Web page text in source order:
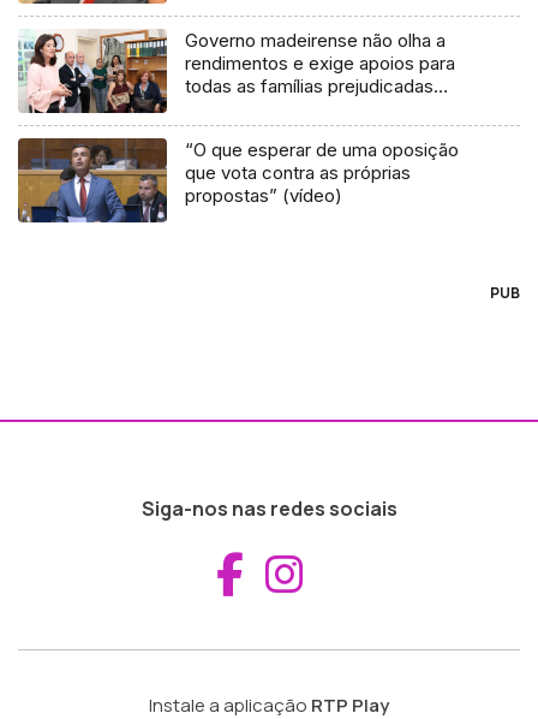
Governo madeirense não olha a
rendimentos e exige apoios para
todas as famílias prejudicadas
“O que esperar de uma oposição
que vota contra as próprias
propostas” (vídeo)
PUB
Siga-nos nas redes sociais
Aceder ao
Instale a aplicação RTP Play